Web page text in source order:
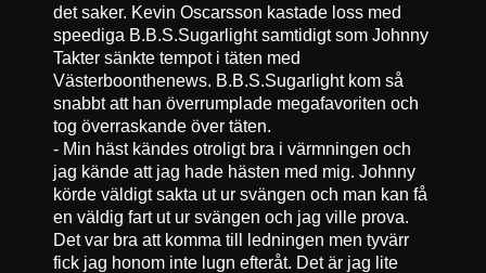
det saker. Kevin Oscarsson kastade loss med
speediga B.B.S.Sugarlight samtidigt som Johnny
Takter sänkte tempot i täten med
Västerboonthenews. B.B.S.Sugarlight kom så
snabbt att han överrumplade megafavoriten och
tog överraskande över täten.
- Min häst kändes otroligt bra i värmningen och
jag kände att jag hade hästen med mig. Johnny
körde väldigt sakta ut ur svängen och man kan få
en väldig fart ut ur svängen och jag ville prova.
Det var bra att komma till ledningen men tyvärr
fick jag honom inte lugn efteråt. Det är jag lite